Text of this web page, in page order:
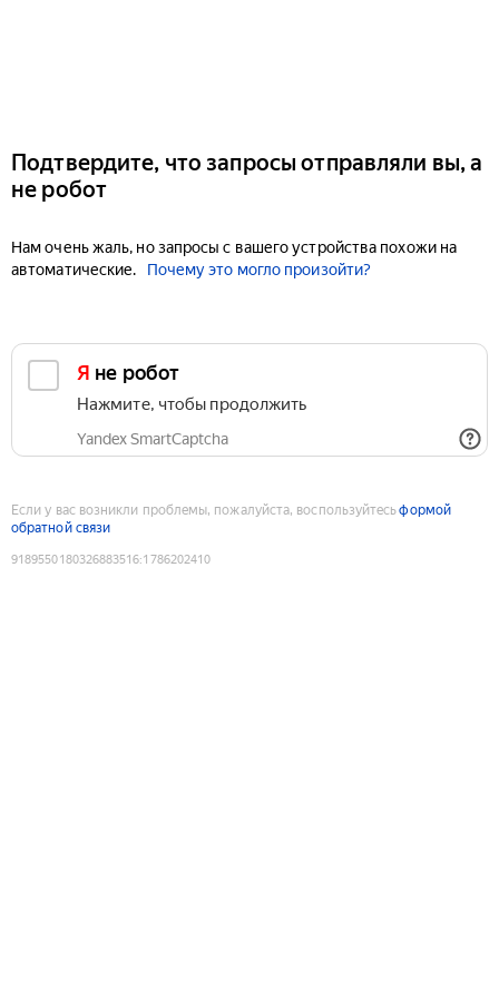
Подтвердите, что запросы отправляли вы, а
не робот
Нам очень жаль, но запросы с вашего устройства похожи на
автоматические.
Почему это могло произойти?
Я не робот
Нажмите, чтобы продолжить
Yandex SmartCaptcha
Если у вас возникли проблемы, пожалуйста, воспользуйтесьформой
обратной связи
9189550180326883516:1786202410